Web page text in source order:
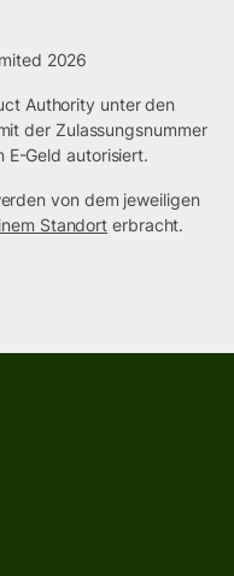
2026
Authority unter den
der Zulassungsnummer
Geld autorisiert.
von dem jeweiligen
Standort erbracht.